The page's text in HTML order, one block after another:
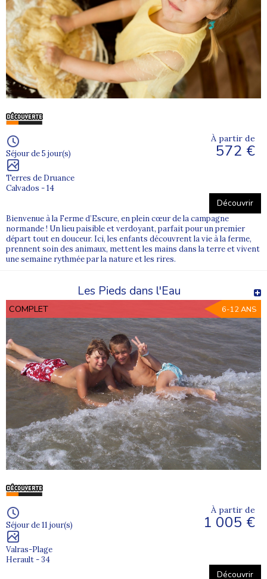
Séjour de 5 jour(s)
Terres de Druance
Calvados - 14
À partir de
572 €
Découvrir
Bienvenue à la Ferme d’Escure, en plein cœur de la campagne
normande ! Un lieu paisible et verdoyant, parfait pour un premier
départ tout en douceur. Ici, les enfants découvrent la vie à la ferme,
prennent soin des animaux, mettent les mains dans la terre et vivent
une semaine rythmée par la nature et les rires.
Les Pieds dans l'Eau
COMPLET 6-12 ANS
Séjour de 11 jour(s)
Valras-Plage
Herault - 34
À partir de
1 005 €
Découvrir